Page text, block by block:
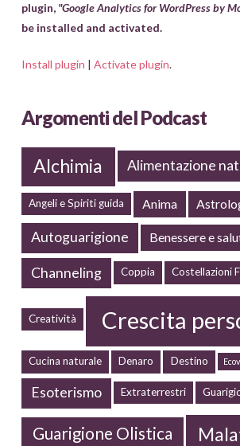
plugin, "Google Analytics for WordPress by
be installed and activated.
Install plugin | Activate plugin.
Argomenti del Podcast
Alchimia Alimentazione
Angeli e Spiriti guida Anima
Autoguarigione Benessere e
Channeling Coppia Costellazioni
Creatività Crescita
Cucina naturale Denaro Destino
Esoterismo Extraterrestri
Guarigione Olistica